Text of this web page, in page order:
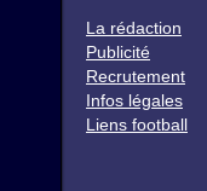
La rédaction
Publicité
Recrutement
Infos légales
Liens football